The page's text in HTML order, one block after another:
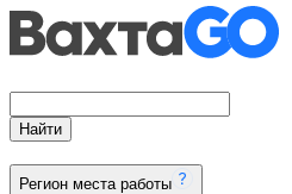
Найти
Регион места работы